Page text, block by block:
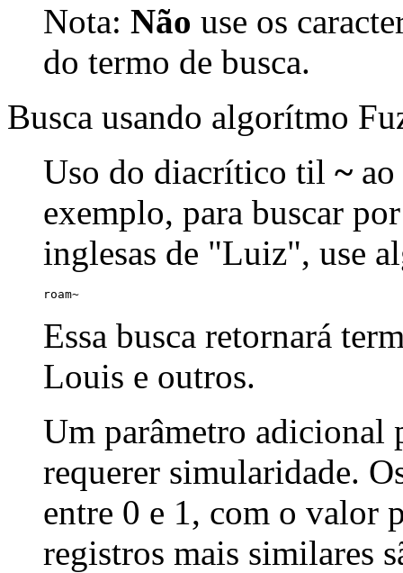
Nota: Não use os
do termo de busca.
Busca usando algorítmo
Uso do diacrítico til ~
exemplo, para buscar
inglesas de "Luiz", use
roam~
Essa busca retornará
Louis e outros.
Um parâmetro adicional
requerer simularidade.
entre 0 e 1, com o valor
registros mais similares